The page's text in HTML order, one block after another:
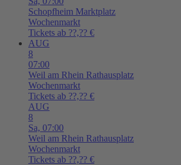
Schopfheim Marktplatz
Wochenmarkt
Tickets ab ??,?? €
AUG
8
07:00
Weil am Rhein Rathausplatz
Wochenmarkt
Tickets ab ??,?? €
AUG
8
Sa, 07:00
Weil am Rhein Rathausplatz
Wochenmarkt
Tickets ab ??,?? €